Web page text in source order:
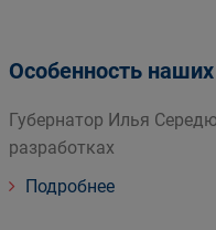
Особенность
Губернатор Илья
разработках
Подробнее